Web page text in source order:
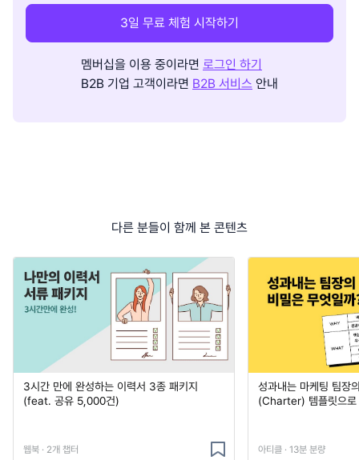
3일 무료 체험 시작하기
멤버십을 이용 중이라면 로그인 하기
B2B 기업 고객이라면 B2B 서비스 안내
다른 분들이 함께 본 콘텐츠
3시간 만에 완성하는 이력서 3종 패키지
(feat. 공유 5,000건)
웹북 · 2개 챕터
성과내는 마케팅 팀장
(Charter) 템플릿으로
아티클 · 13분 분량